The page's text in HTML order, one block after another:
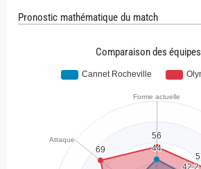
Pronostic mathématique du match
Comparaison des équipes